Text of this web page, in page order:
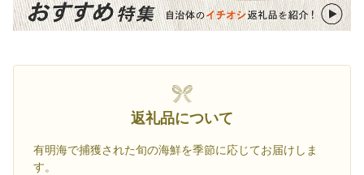
返礼品について
有明海で捕獲された旬の海鮮を季節に応じてお届けしま
す。